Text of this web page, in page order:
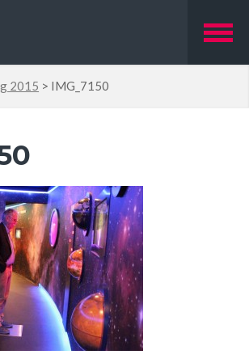
2015 > IMG_7150